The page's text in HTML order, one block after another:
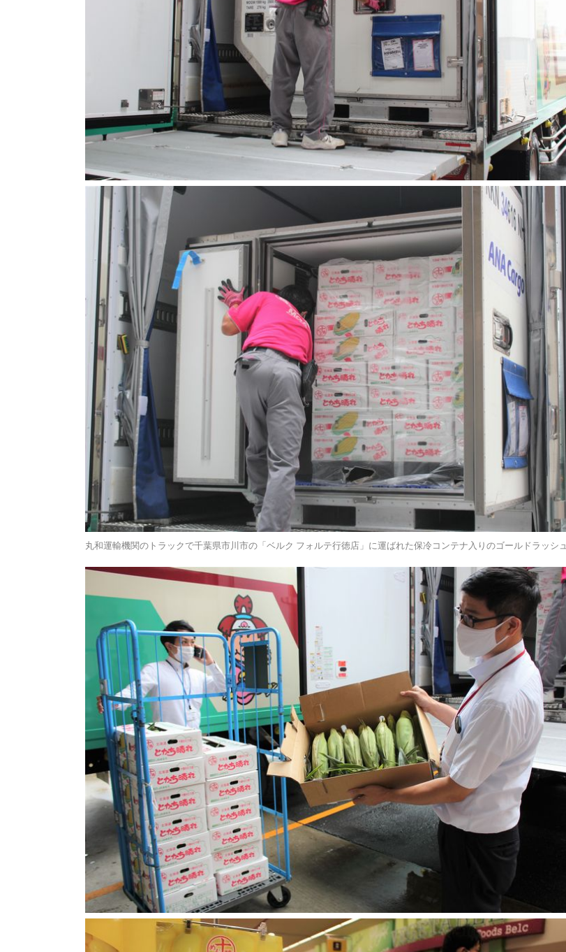
丸和運輸機関のトラックで千葉県市川市の「ベルク フォルテ行徳店」に運ばれた保冷コンテナ入りのゴールドラッシュ